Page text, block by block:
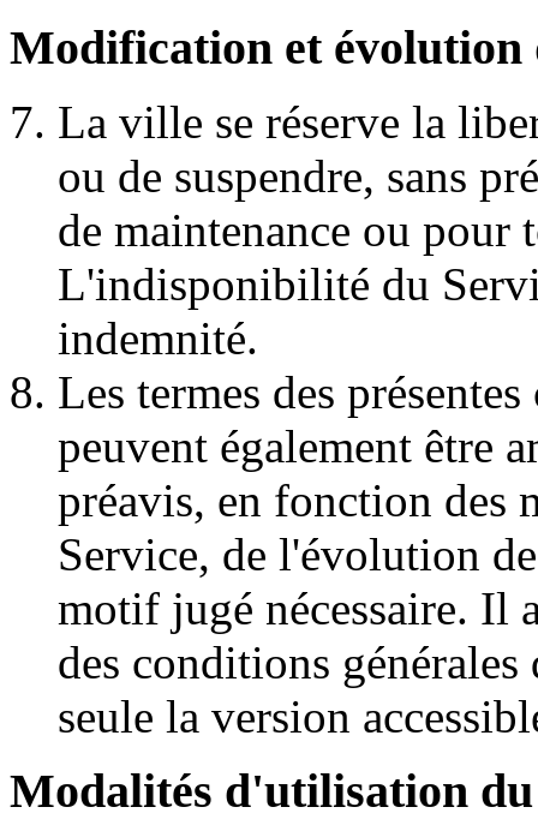
Modification et évolution
La ville se réserve la
ou de suspendre, sans
de maintenance ou pour
L'indisponibilité du
indemnité.
Les termes des
peuvent également être
préavis, en fonction des
Service, de l'évolution
motif jugé nécessaire. Il
des conditions
seule la version
Modalités d'utilisation